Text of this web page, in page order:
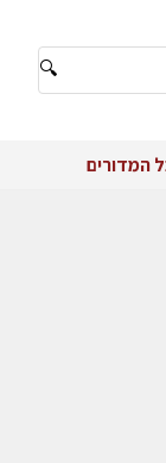
🔍
המדורים